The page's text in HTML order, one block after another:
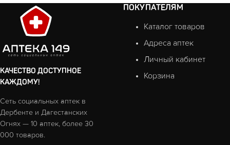
КАЧЕСТВО ДОСТУПНОЕ
КАЖДОМУ!
Сеть социальных аптек в
Дербенте и Дагестанских
Огнях — 10 аптек, более 30
000 товаров.
ПОКУПАТЕЛЯМ
Каталог товаров
Адреса аптек
Личный кабинет
Корзина